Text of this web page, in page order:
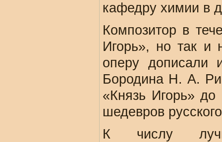
кафедру химии в
Композитор в
Игорь», но так и
оперу дописали
Бородина Н. А.
«Князь Игорь»
шедевров
К числу